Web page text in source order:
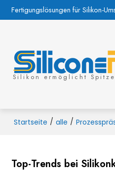
Fertigungslösungen für Silikon-
Silikon ermöglicht
Startseite / alle /
Top-Trends bei